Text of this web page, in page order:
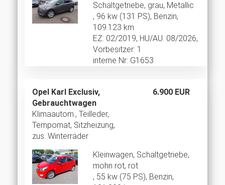
Schaltgetriebe, grau, Metallic
, 96 kw (131 PS), Benzin,
109.123 km
EZ: 02/2019, HU/AU: 08/2026,
Vorbesitzer: 1
interne Nr: G1653
Opel Karl Exclusiv,
Gebrauchtwagen
6.900 EUR
Klimaautom., Teilleder,
Tempomat, Sitzheizung,
zus. Winterräder
Kleinwagen, Schaltgetriebe,
mohn rot, rot
, 55 kw (75 PS), Benzin,